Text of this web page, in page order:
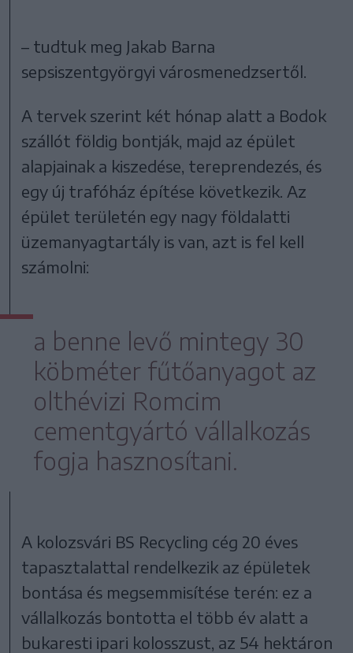
– tudtuk meg Jakab Barna
sepsiszentgyörgyi városmenedzsertől.
A tervek szerint két hónap alatt a Bodok
szállót földig bontják, majd az épület
alapjainak a kiszedése, tereprendezés, és
egy új trafóház építése következik. Az
épület területén egy nagy földalatti
üzemanyagtartály is van, azt is fel kell
számolni:
a benne levő mintegy 30
köbméter fűtőanyagot az
olthévizi Romcim
cementgyártó vállalkozás
fogja hasznosítani.
A kolozsvári BS Recycling cég 20 éves
tapasztalattal rendelkezik az épületek
bontása és megsemmisítése terén: ez a
vállalkozás bontotta el több év alatt a
bukaresti ipari kolosszust, az 54 hektáron